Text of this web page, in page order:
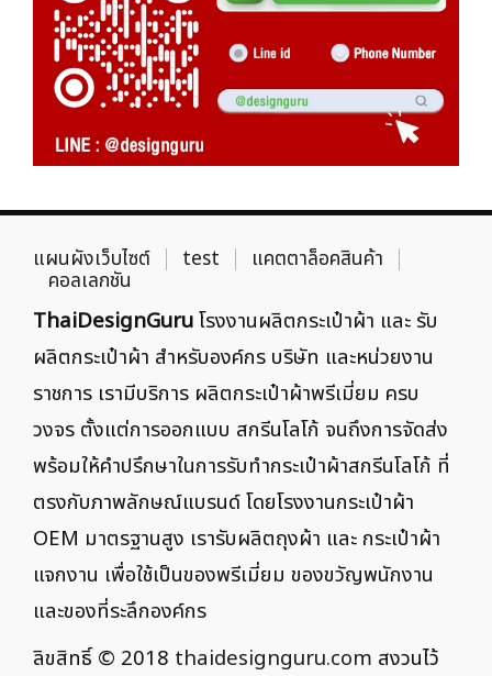
แผนผังเว็บไซต์ test แคตตาล็อคสินค้า
คอลเลกชัน
ThaiDesignGuruโรงงานผลิตกระเป๋าผ้า และ รับ
ผลิตกระเป๋าผ้า สำหรับองค์กร บริษัท และหน่วยงาน
ราชการ เรามีบริการ ผลิตกระเป๋าผ้าพรีเมี่ยม ครบ
วงจร ตั้งแต่การออกแบบ สกรีนโลโก้ จนถึงการจัดส่ง
พร้อมให้คำปรึกษาในการรับทำกระเป๋าผ้าสกรีนโลโก้ ที่
ตรงกับภาพลักษณ์แบรนด์ โดยโรงงานกระเป๋าผ้า
OEM มาตรฐานสูง เรารับผลิตถุงผ้า และ กระเป๋าผ้า
แจกงาน เพื่อใช้เป็นของพรีเมี่ยม ของขวัญพนักงาน
และของที่ระลึกองค์กร
ลิขสิทธิ์ © 2018 thaidesignguru.com สงวนไว้